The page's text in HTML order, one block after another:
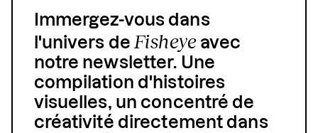
Immergez-vous dans
l'univers de Fisheyeavec
notre newsletter. Une
compilation d'histoires
visuelles, un concentré de
créativité directement dans